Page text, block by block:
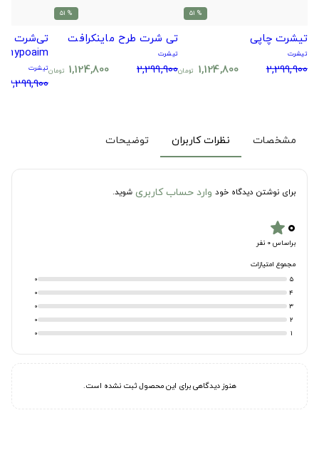
% 51
تیشرت چاپی
تیشرت
2,299,900
1,124,800 تومان
% 51
تی شرت طرح ماینکرافت
تیشرت
2,299,900
1,124,800 تومان
تی‌شرت
دو طرفه
تیشرت
2,299,900
مشخصات نظرات کاربران توضیحات
برای نوشتن دیدگاه خود وارد حساب کاربری شوید.
۰star
براساس 0 نفر
مجموع امتیازات
5
0
4
0
3
0
2
0
1
0
هنوز دیدگاهی برای این محصول ثبت نشده است.